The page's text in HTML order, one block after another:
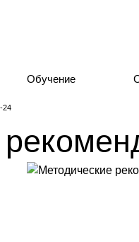
Обучение
24